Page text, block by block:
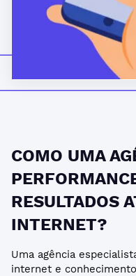
COMO UMA
RESULTADOS
INTERNET?
Uma agência
internet e